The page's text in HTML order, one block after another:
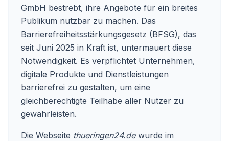
GmbH bestrebt, ihre Angebote für ein breites
Publikum nutzbar zu machen. Das
Barrierefreiheitsstärkungsgesetz (BFSG), das
seit Juni 2025 in Kraft ist, untermauert diese
Notwendigkeit. Es verpflichtet Unternehmen,
digitale Produkte und Dienstleistungen
barrierefrei zu gestalten, um eine
gleichberechtigte Teilhabe aller Nutzer zu
gewährleisten.
Die Webseite thueringen24.dewurde im